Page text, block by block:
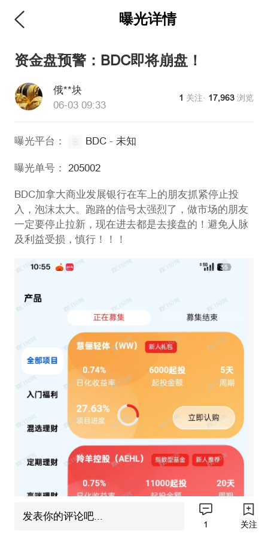
曝光详情
资金盘预警：BDC即将崩盘！
俄**块
06-03 09:33
1 关注· 17,963 浏览
曝光平台： BDC- 未知
曝光单号： 205002
BDC加拿大商业发展银行在车上的朋友抓紧停止投
入，泡沫太大。跑路的信号太强烈了，做市场的朋友
一定要停止拉新，现在进去都是去接盘的！避免人脉
及利益受损，慎行！！！
发表你的评论吧...
1 关注